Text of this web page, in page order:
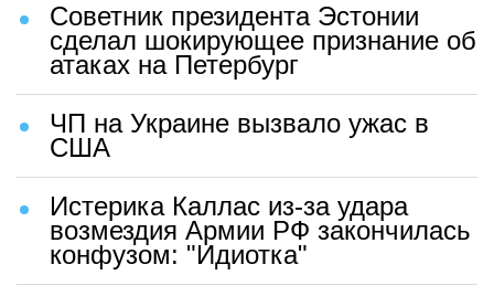
Советник президента Эстонии
сделал шокирующее признание об
атаках на Петербург
ЧП на Украине вызвало ужас в
США
Истерика Каллас из-за удара
возмездия Армии РФ закончилась
конфузом: "Идиотка"